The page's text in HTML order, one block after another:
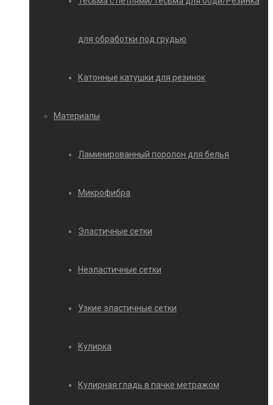
для обработки под грудью
Катонные катушки для резинок
Материалы
Ламинированный поролон для белья
Микрофибра
Эластичные сетки
Неэластичные сетки
Узкие эластичные сетки
Кулирка
Кулирная гладь в пачке метражом